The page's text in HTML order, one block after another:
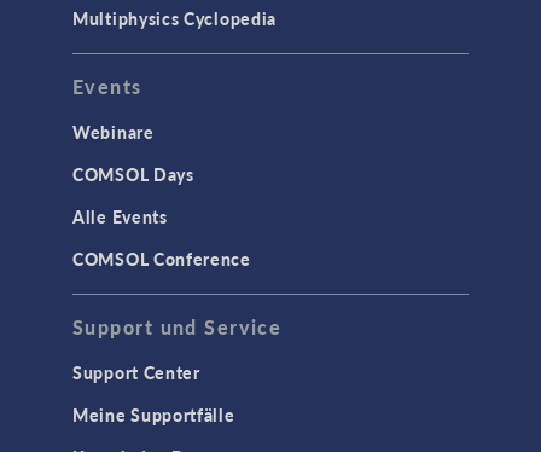
Multiphysics Cyclopedia
Events
Webinare
COMSOL Days
Alle Events
COMSOL Conference
Support und Service
Support Center
Meine Supportfälle